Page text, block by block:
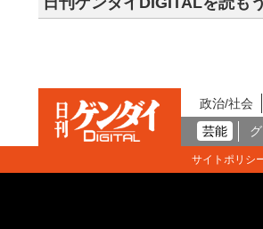
政治/社会
芸能
サイトポリシ